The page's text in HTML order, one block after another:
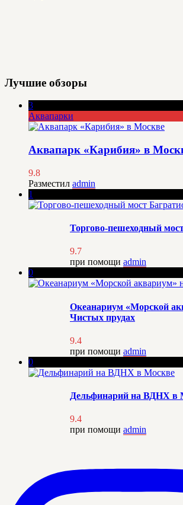
Лучшие обзоры
3
Аквапарки
Аквапарк «Карибия» в
9.8
Разместил admin
1
Торгово-пешеходный
9.7
при помощи admin
0
Океанариум «Морской
Чистых прудах
9.4
при помощи admin
0
Дельфинарий на ВДНХ в
9.4
при помощи admin